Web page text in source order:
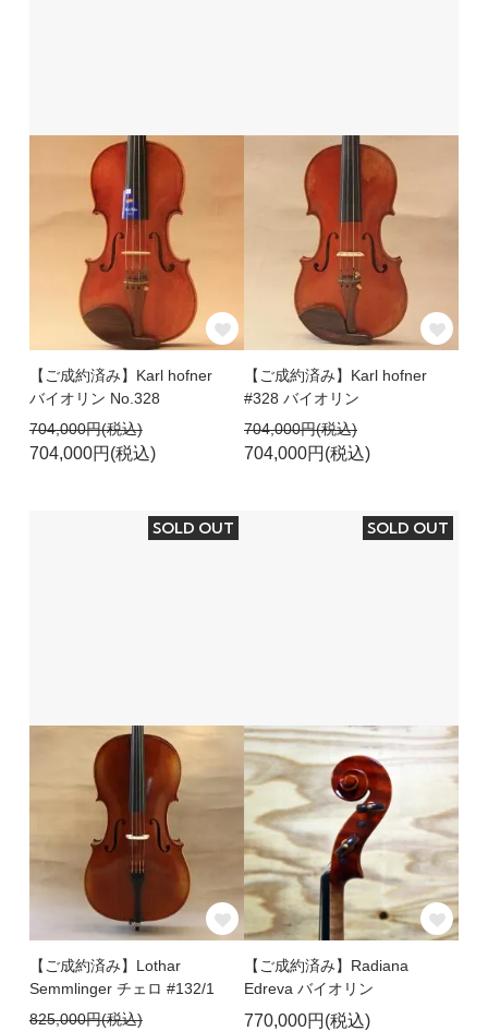
【ご成約済み】Karl hofner
バイオリン No.328
704,000円(税込)
704,000円(税込)
【ご成約済み】Karl hofner
#328 バイオリン
704,000円(税込)
704,000円(税込)
SOLD OUT
【ご成約済み】Lothar
Semmlinger チェロ #132/1
825,000円(税込)
SOLD OUT
【ご成約済み】Radiana
Edreva バイオリン
770,000円(税込)